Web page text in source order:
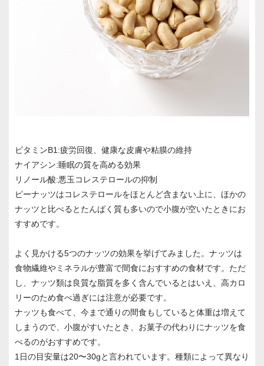
ビタミンB1:疲労回復、健康な皮膚や粘膜の維持
ナイアシン:睡眠の質を高める効果
リノール酸:悪玉コレステロールの抑制
ピーナッツはコレステロールをほとんど含まない上に、ほかの
ナッツと比べるとたんぱく質も多いので小腹が空いたときにお
すすめです。
よく見かける5つのナッツの効果を挙げてみました。ナッツは
食物繊維やミネラルが豊富で間食におすすめの食材です。ただ
し、ナッツ類は良質な脂質を多く含んでいるとはいえ、高カロ
リーのため食べ過ぎには注意が必要です。
ナッツも食べて、今まで通りの間食もしていると体重は増えて
しまうので、小腹がすいたとき、お菓子の代わりにナッツを食
べるのがおすすめです。
1日の目安量は20〜30gと言われています。種類によって異なり